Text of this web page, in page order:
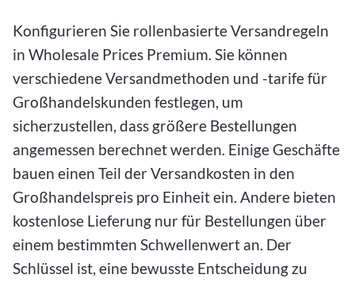
Konfigurieren Sie rollenbasierte Versandregeln
in Wholesale Prices Premium. Sie können
verschiedene Versandmethoden und -tarife für
Großhandelskunden festlegen, um
sicherzustellen, dass größere Bestellungen
angemessen berechnet werden. Einige Geschäfte
bauen einen Teil der Versandkosten in den
Großhandelspreis pro Einheit ein. Andere bieten
kostenlose Lieferung nur für Bestellungen über
einem bestimmten Schwellenwert an. Der
Schlüssel ist, eine bewusste Entscheidung zu